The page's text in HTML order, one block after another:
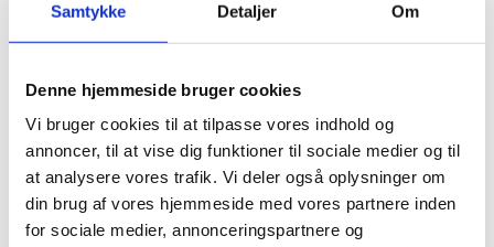
Samtykke Detaljer Om
Denne hjemmeside bruger cookies
Vi bruger cookies til at tilpasse vores indhold og
annoncer, til at vise dig funktioner til sociale medier og til
at analysere vores trafik. Vi deler også oplysninger om
din brug af vores hjemmeside med vores partnere inden
for sociale medier, annonceringspartnere og
Kvalitet:
72% kid mohair, 28% silke
Strikkepinde:2-2,5 som enkelt tråd, kan ligges dobbelt eller som
følgetråd.
Løbelængde:420m pr 50g (50g i hvert fed)